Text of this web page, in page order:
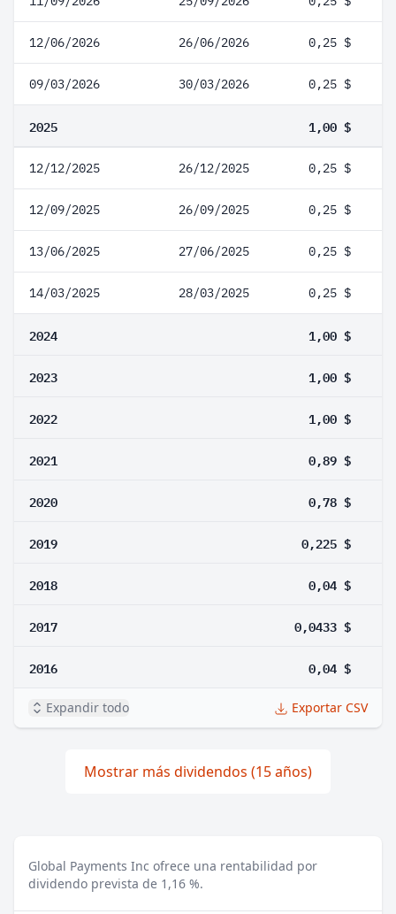
12/06/2026 26/06/2026 0,25 $
09/03/2026 30/03/2026 0,25 $
2025 1,00 $
12/12/2025 26/12/2025 0,25 $
12/09/2025 26/09/2025 0,25 $
13/06/2025 27/06/2025 0,25 $
14/03/2025 28/03/2025 0,25 $
2024 1,00 $
2023 1,00 $
2022 1,00 $
2021 0,89 $
2020 0,78 $
2019 0,225 $
2018 0,04 $
2017 0,0433 $
2016 0,04 $
Expandir todo Exportar CSV
Mostrar más dividendos (15 años)
Global Payments Inc ofrece una rentabilidad por
dividendo prevista de 1,16 %.